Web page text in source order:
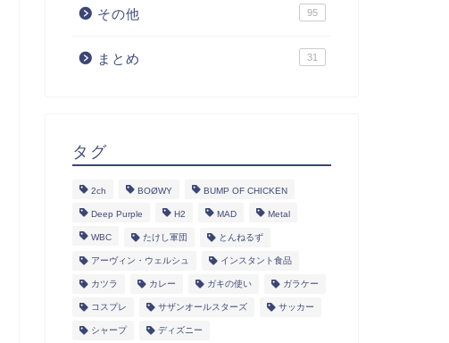
その他 95
まとめ 31
タグ
2ch BOØWY BUMP OF CHICKEN
Deep Purple H2 MAD Metal
WBC たけし軍団 とんねるず
アーヴィン・ウェルシュ インスタント食品
カツラ カレー ガキの使い ガラケー
コスプレ サザンオールスターズ サッカー
シャープ ディズニー